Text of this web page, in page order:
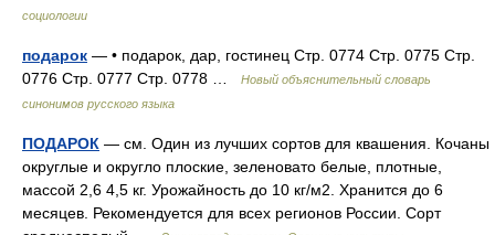
социологии
подарок — • подарок, дар, гостинец Стр. 0774 Стр. 0775 Стр.
0776 Стр. 0777 Стр. 0778 …
Новый объяснительный словарь
синонимов русского языка
ПОДАРОК — см. Один из лучших сортов для квашения. Кочаны
округлые и округло плоские, зеленовато белые, плотные,
массой 2,6 4,5 кг. Урожайность до 10 кг/м2. Хранится до 6
месяцев. Рекомендуется для всех регионов России. Сорт